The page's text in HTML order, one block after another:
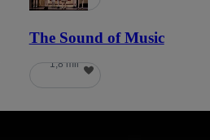
The Sound of Music
1,8 mil